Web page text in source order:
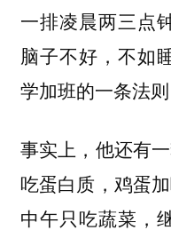
一排凌晨两三点
脑子不好，不如
学加班的一条法则
事实上，他还有
吃蛋白质，鸡蛋
中午只吃蔬菜，